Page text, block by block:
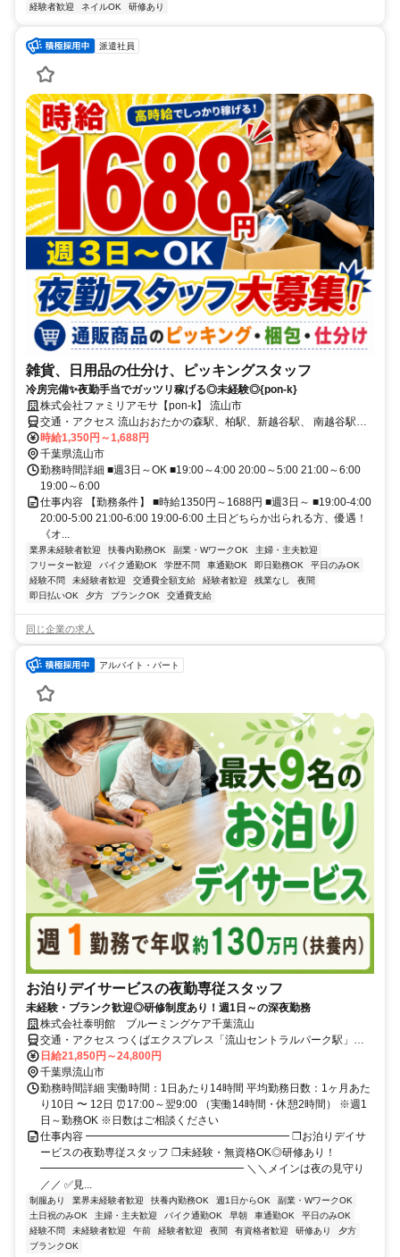
経験者歓迎
ネイルOK 研修あり
派遣社員
雑貨、日用品の仕分け、ピッキングスタッフ
冷房完備✨夜勤手当でガッツリ稼げる◎未経験◎{pon-k}
株式会社ファミリアモサ【pon-k】 流山市
交通・アクセス 流山おおたかの森駅、柏駅、新越谷駅、 南越谷駅か
ら直行シャトルバスあり
時給1,350円～1,688円
千葉県流山市
勤務時間詳細 ■週3日～OK ■19:00～4:00 20:00～5:00 21:00～6:00
19:00～6:00
仕事内容 【勤務条件】 ■時給1350円～1688円 ■週3日～ ■19:00-4:00
20:00-5:00 21:00-6:00 19:00-6:00 土日どちらか出られる方、優遇！
《オ...
業界未経験者歓迎 扶養内勤務OK 副業・WワークOK
主婦・主夫歓迎
フリーター歓迎
バイク通勤OK 学歴不問 車通勤OK 即日勤務OK
平日のみOK
経験不問
未経験者歓迎 交通費全額支給 経験者歓迎 残業なし
夜間
即日払いOK
夕方 ブランクOK 交通費支給
同じ企業の求人
アルバイト・パート
お泊りデイサービスの夜勤専従スタッフ
未経験・ブランク歓迎◎研修制度あり！週1日～の深夜勤務
株式会社泰明館 ブルーミングケア千葉流山
交通・アクセス つくばエクスプレス「流山セントラルパーク駅」か
ら徒歩10分 ★車・バイク通勤OK
日給21,850円～24,800円
千葉県流山市
勤務時間詳細 実働時間：1日あたり14時間 平均勤務日数：1ヶ月あた
り10日 〜 12日 ⏰17:00～翌9:00 （実働14時間・休憩2時間） ※週1
日～勤務OK ※日数はご相談ください
仕事内容 ━━━━━━━━━━━━━━━━━━━ ❐お泊りデイサ
ービスの夜勤専従スタッフ ❐未経験・無資格OK◎研修あり！
━━━━━━━━━━━━━━━━━━━ ＼＼メインは夜の見守り
／／ ✅見...
制服あり 業界未経験者歓迎 扶養内勤務OK 週1日からOK
副業・WワークOK
土日祝のみOK
主婦・主夫歓迎 バイク通勤OK 早朝 車通勤OK
平日のみOK
経験不問
未経験者歓迎 午前 経験者歓迎 夜間 有資格者歓迎 研修あり
夕方
ブランクOK